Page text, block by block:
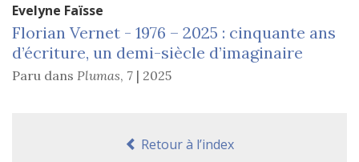
Evelyne Faïsse
Florian Vernet - 1976 – 2025 : cinquante ans
d’écriture, un demi-siècle d’imaginaire
Paru dans Plumas, 7 | 2025
Retour à l’index